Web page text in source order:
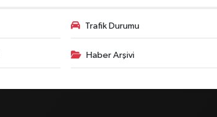
Trafik Durumu
Haber Arşivi